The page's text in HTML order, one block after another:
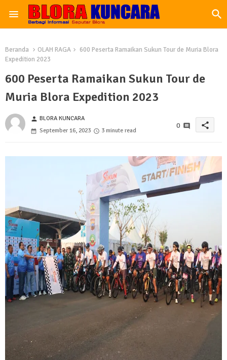
Beranda OLAH RAGA
600 Peserta Ramaikan Sukun Tour de Muria Blora
Expedition 2023
600 Peserta Ramaikan Sukun Tour de
Muria Blora Expedition 2023
person BLORA KUNCARA
September 16, 2023
3 minute read
0 share